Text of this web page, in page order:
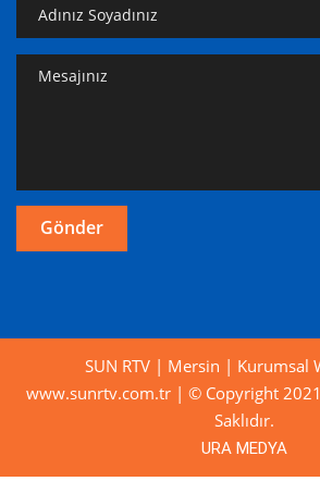
SUN RTV | Mersin | Kurumsal
www.sunrtv.com.tr | © Copyright
Saklıdır.
URA MEDYA